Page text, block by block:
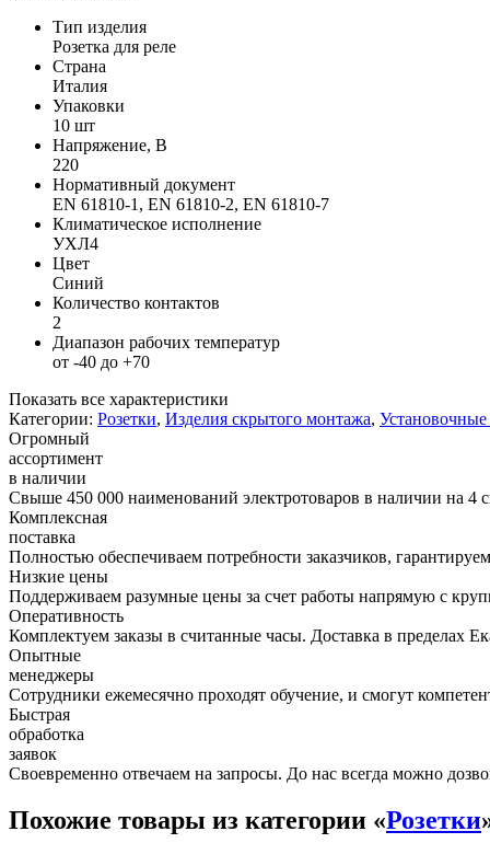
Тип изделия
Розетка для реле
Страна
Италия
Упаковки
10 шт
Напряжение, В
220
Нормативный документ
EN 61810-1, EN 61810-2, EN 61810-7
Климатическое исполнение
УХЛ4
Цвет
Синий
Количество контактов
2
Диапазон рабочих температур
от -40 до +70
Показать все характеристики
Категории: Розетки, Изделия скрытого монтажа, Установочные
Огромный
ассортимент
в наличии
Свыше 450 000 наименований электротоваров в наличии на 4
Комплексная
поставка
Полностью обеспечиваем потребности заказчиков,
Низкие цены
Поддерживаем разумные цены за счет работы напрямую с
Оперативность
Комплектуем заказы в считанные часы. Доставка в пределах
Опытные
менеджеры
Сотрудники ежемесячно проходят обучение, и смогут
Быстрая
обработка
заявок
Своевременно отвечаем на запросы. До нас всегда можно
Похожие товары из категории «Розетки